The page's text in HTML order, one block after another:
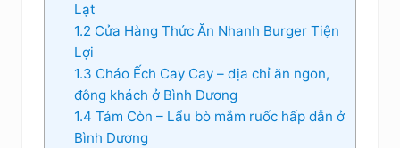
Lạt
1.2 Cửa Hàng Thức Ăn Nhanh Burger Tiện
Lợi
1.3 Cháo Ếch Cay Cay – địa chỉ ăn ngon,
đông khách ở Bình Dương
1.4 Tám Còn – Lẩu bò mắm ruốc hấp dẫn ở
Bình Dương